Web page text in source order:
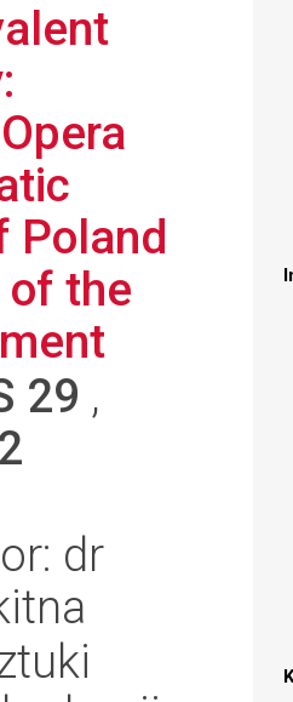
Poland
of the
29 ,
dr